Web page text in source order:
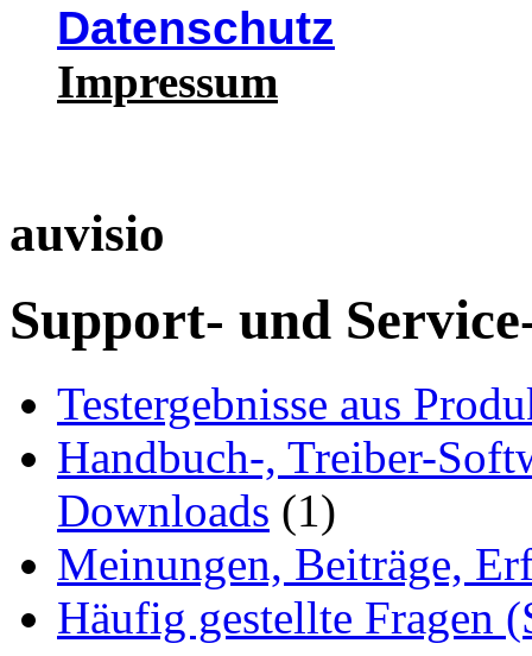
Datenschutz
Impressum
auvisio
Support- und
Testergebnisse aus
Handbuch-, Treiber-
Downloads (1)
Meinungen, Beiträge,
Häufig gestellte Fragen